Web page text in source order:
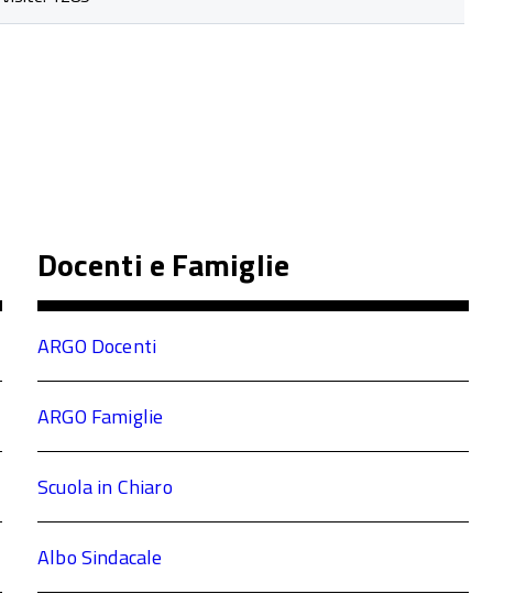
Docenti e Famiglie
ARGO Docenti
ARGO Famiglie
Scuola in Chiaro
Albo Sindacale